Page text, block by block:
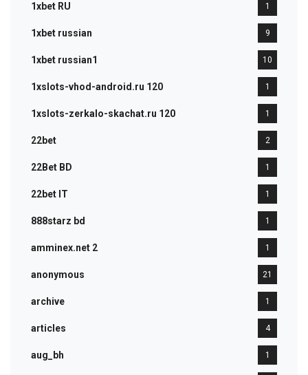
1xbet RU 1
1xbet russian 9
1xbet russian1 10
1xslots-vhod-android.ru 120 1
1xslots-zerkalo-skachat.ru 120 1
22bet 2
22Bet BD 1
22bet IT 1
888starz bd 1
amminex.net 2 1
anonymous 21
archive 1
articles 4
aug_bh 1